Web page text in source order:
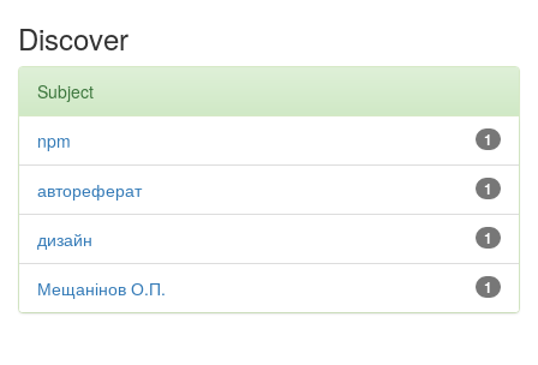
Discover
Subject
1
npm
1
автореферат
1
дизайн
1
Мещанінов О.П.